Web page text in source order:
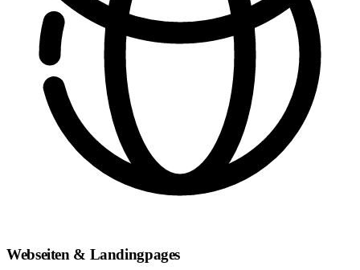
Webseiten & Landingpages